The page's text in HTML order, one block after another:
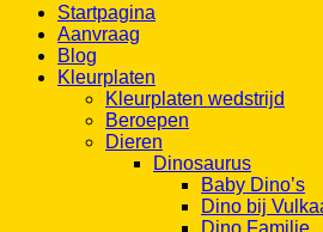
Startpagina
Aanvraag
Blog
Kleurplaten
Kleurplaten wedstrijd
Beroepen
Dieren
Dinosaurus
Baby Dino’s
Dino bij
Dino Familie